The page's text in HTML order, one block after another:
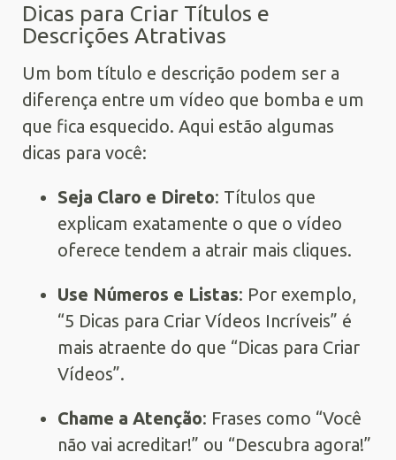
Dicas para Criar Títulos e
Descrições Atrativas
Um bom título e descrição podem ser a
diferença entre um vídeo que bomba e um
que fica esquecido. Aqui estão algumas
dicas para você:
Seja Claro e Direto: Títulos que
explicam exatamente o que o vídeo
oferece tendem a atrair mais cliques.
Use Números e Listas: Por exemplo,
“5 Dicas para Criar Vídeos Incríveis” é
mais atraente do que “Dicas para Criar
Vídeos”.
Chame a Atenção: Frases como “Você
não vai acreditar!” ou “Descubra agora!”